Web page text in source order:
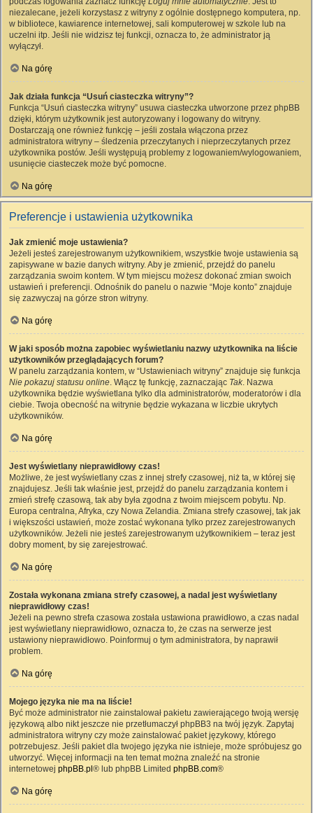
niezalecane, jeżeli korzystasz z witryny z ogólnie dostępnego komputera, np.
w bibliotece, kawiarence internetowej, sali komputerowej w szkole lub na
uczelni itp. Jeśli nie widzisz tej funkcji, oznacza to, że administrator ją
wyłączył.
Na górę
Jak działa funkcja “Usuń ciasteczka witryny”?
Funkcja “Usuń ciasteczka witryny” usuwa ciasteczka utworzone przez phpBB
dzięki, którym użytkownik jest autoryzowany i logowany do witryny.
Dostarczają one również funkcję – jeśli została włączona przez
administratora witryny – śledzenia przeczytanych i nieprzeczytanych przez
użytkownika postów. Jeśli występują problemy z logowaniem/wylogowaniem,
usunięcie ciasteczek może być pomocne.
Na górę
Preferencje i ustawienia użytkownika
Jak zmienić moje ustawienia?
Jeżeli jesteś zarejestrowanym użytkownikiem, wszystkie twoje ustawienia są
zapisywane w bazie danych witryny. Aby je zmienić, przejdź do panelu
zarządzania swoim kontem. W tym miejscu możesz dokonać zmian swoich
ustawień i preferencji. Odnośnik do panelu o nazwie “Moje konto” znajduje
się zazwyczaj na górze stron witryny.
Na górę
W jaki sposób można zapobiec wyświetlaniu nazwy użytkownika na liście
użytkowników przeglądających forum?
W panelu zarządzania kontem, w “Ustawieniach witryny” znajduje się funkcja
Nie pokazuj statusu online. Włącz tę funkcję, zaznaczając Tak. Nazwa
użytkownika będzie wyświetlana tylko dla administratorów, moderatorów i dla
ciebie. Twoja obecność na witrynie będzie wykazana w liczbie ukrytych
użytkowników.
Na górę
Jest wyświetlany nieprawidłowy czas!
Możliwe, że jest wyświetlany czas z innej strefy czasowej, niż ta, w której się
znajdujesz. Jeśli tak właśnie jest, przejdź do panelu zarządzania kontem i
zmień strefę czasową, tak aby była zgodna z twoim miejscem pobytu. Np.
Europa centralna, Afryka, czy Nowa Zelandia. Zmiana strefy czasowej, tak jak
i większości ustawień, może zostać wykonana tylko przez zarejestrowanych
użytkowników. Jeżeli nie jesteś zarejestrowanym użytkownikiem – teraz jest
dobry moment, by się zarejestrować.
Na górę
Została wykonana zmiana strefy czasowej, a nadal jest wyświetlany
nieprawidłowy czas!
Jeżeli na pewno strefa czasowa została ustawiona prawidłowo, a czas nadal
jest wyświetlany nieprawidłowo, oznacza to, że czas na serwerze jest
ustawiony nieprawidłowo. Poinformuj o tym administratora, by naprawił
problem.
Na górę
Mojego języka nie ma na liście!
Być może administrator nie zainstalował pakietu zawierającego twoją wersję
językową albo nikt jeszcze nie przetłumaczył phpBB3 na twój język. Zapytaj
administratora witryny czy może zainstalować pakiet językowy, którego
potrzebujesz. Jeśli pakiet dla twojego języka nie istnieje, może spróbujesz go
utworzyć. Więcej informacji na ten temat można znaleźć na stronie
internetowej phpBB.pl ® lub phpBB Limited phpBB.com®
Na górę